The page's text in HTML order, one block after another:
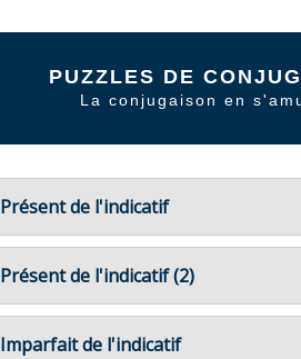
PUZZLES DE
La conjugaison en
Présent de l'indicatif
Présent de l'indicatif (2)
Imparfait de l'indicatif